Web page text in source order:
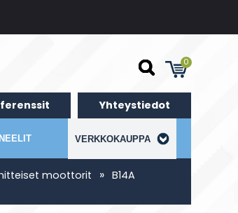
0
Yhteystiedot
VERKKOKAUPPA
moottorit » B14A